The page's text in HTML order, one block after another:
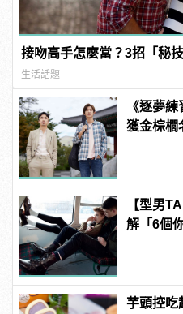
接吻高手怎麼當？3招「秘
生活話題
《逐夢
獲金棕櫚
【型男
解「6個
芋頭控吃